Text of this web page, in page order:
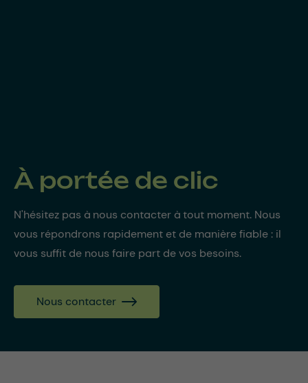
À portée de clic
N'hésitez pas à nous contacter à tout moment. Nous
vous répondrons rapidement et de manière fiable : il
vous suffit de nous faire part de vos besoins.
Nous contacter